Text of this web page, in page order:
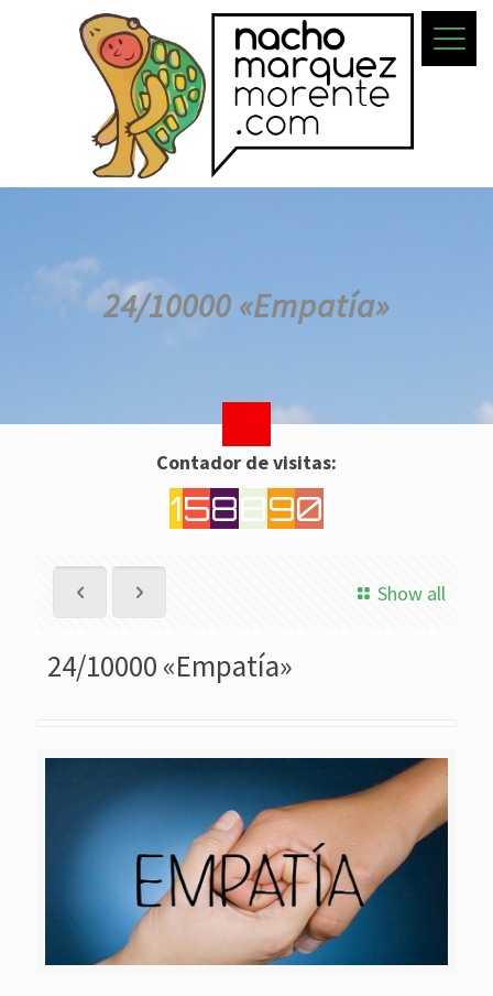
24/10000 «Empatía»
Contador de visitas:
158890
Show all
24/10000 «Empatía»